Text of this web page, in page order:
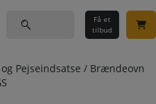
efter:
Få et
tilbud
Pejseindsatse / Brændeovn